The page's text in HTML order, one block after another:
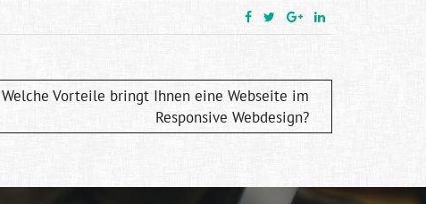
Welche Vorteile bringt Ihnen eine Webseite im
Responsive Webdesign?